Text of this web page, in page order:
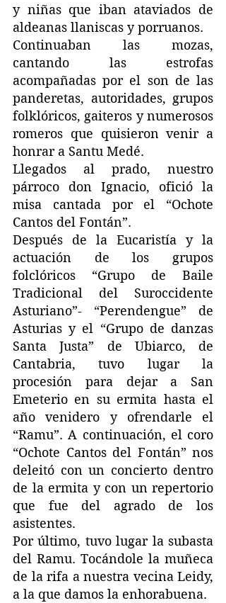
y niñas que iban ataviados de
aldeanas llaniscas y porruanos.
Continuaban las mozas,
cantando las estrofas
acompañadas por el son de las
panderetas, autoridades, grupos
folklóricos, gaiteros y numerosos
romeros que quisieron venir a
honrar a Santu Medé.
Llegados al prado, nuestro
párroco don Ignacio, ofició la
misa cantada por el “Ochote
Cantos del Fontán”.
Después de la Eucaristía y la
actuación de los grupos
folclóricos “Grupo de Baile
Tradicional del Suroccidente
Asturiano”- “Perendengue” de
Asturias y el “Grupo de danzas
Santa Justa” de Ubiarco, de
Cantabria, tuvo lugar la
procesión para dejar a San
Emeterio en su ermita hasta el
año venidero y ofrendarle el
“Ramu”. A continuación, el coro
“Ochote Cantos del Fontán” nos
deleitó con un concierto dentro
de la ermita y con un repertorio
que fue del agrado de los
asistentes.
Por último, tuvo lugar la subasta
del Ramu. Tocándole la muñeca
de la rifa a nuestra vecina Leidy,
a la que damos la enhorabuena.